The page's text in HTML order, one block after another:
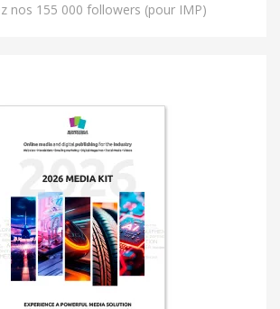
nos 155 000 followers (pour IMP)